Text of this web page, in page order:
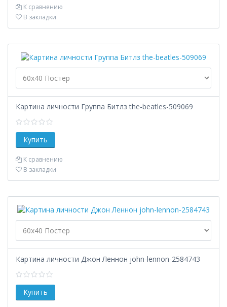
К сравнению
В закладки
Картина личности Группа Битлз the-beatles-509069
К сравнению
В закладки
Картина личности Джон Леннон john-lennon-2584743